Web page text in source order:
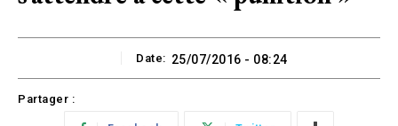
Date: 25/07/2016 - 08:24
Partager :